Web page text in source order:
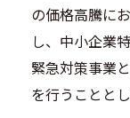
の価格高騰に
し、中小企業
緊急対策事業
を行うことと